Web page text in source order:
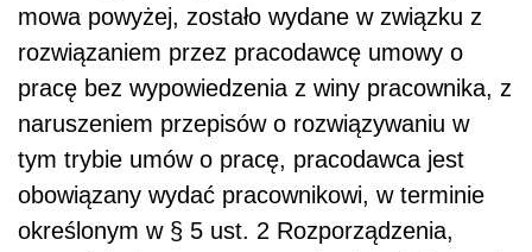
mowa powyżej, zostało wydane w związku z
rozwiązaniem przez pracodawcę umowy o
pracę bez wypowiedzenia z winy pracownika, z
naruszeniem przepisów o rozwiązywaniu w
tym trybie umów o pracę, pracodawca jest
obowiązany wydać pracownikowi, w terminie
określonym w § 5 ust. 2 Rozporządzenia,